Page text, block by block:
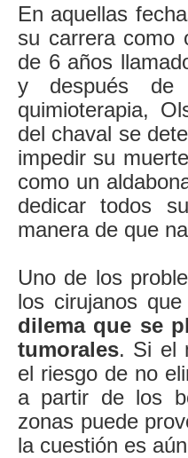
En aquellas
su carrera como
de 6 años
y después de
quimioterapia,
del chaval se
impedir su
como un
dedicar todos
manera de que
Uno de los
los cirujanos
dilema que se
tumorales. Si el
el riesgo de no
a partir de los
zonas puede
la cuestión es